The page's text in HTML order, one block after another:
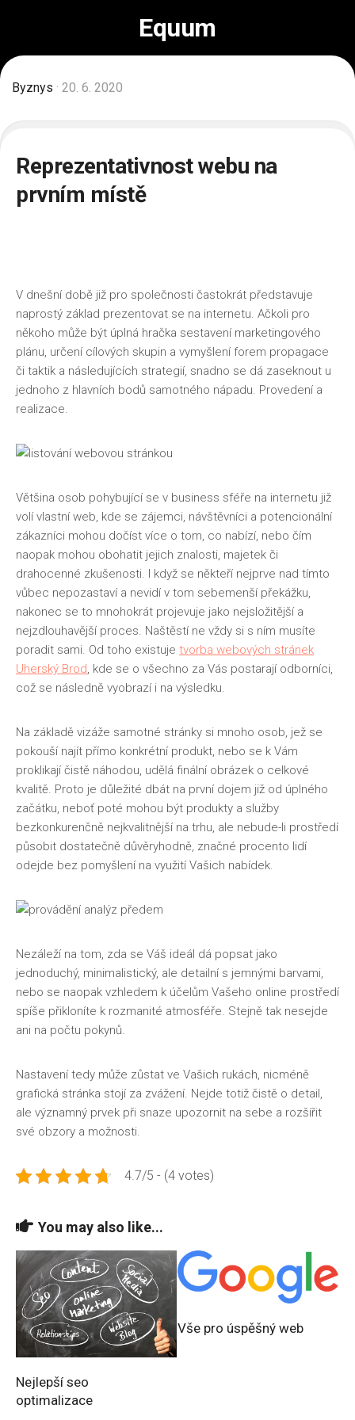
Equum
Byznys · 20. 6. 2020
Reprezentativnost webu na
prvním místě
V dnešní době již pro společnosti častokrát představuje
naprostý základ prezentovat se na internetu. Ačkoli pro
někoho může být úplná hračka sestavení marketingového
plánu, určení cílových skupin a vymyšlení forem propagace
či taktik a následujících strategií, snadno se dá zaseknout u
jednoho z hlavních bodů samotného nápadu. Provedení a
realizace.
Většina osob pohybující se v business sféře na internetu již
volí vlastní web, kde se zájemci, návštěvníci a potencionální
zákazníci mohou dočíst více o tom, co nabízí, nebo čím
naopak mohou obohatit jejich znalosti, majetek či
drahocenné zkušenosti. I když se někteří nejprve nad tímto
vůbec nepozastaví a nevidí v tom sebemenší překážku,
nakonec se to mnohokrát projevuje jako nejsložitější a
nejzdlouhavější proces. Naštěstí ne vždy si s ním musíte
poradit sami. Od toho existuje tvorba webových stránek
Uherský Brod, kde se o všechno za Vás postarají odborníci,
což se následně vyobrazí i na výsledku.
Na základě vizáže samotné stránky si mnoho osob, jež se
pokouší najít přímo konkrétní produkt, nebo se k Vám
proklikají čistě náhodou, udělá finální obrázek o celkové
kvalitě. Proto je důležité dbát na první dojem již od úplného
začátku, neboť poté mohou být produkty a služby
bezkonkurenčně nejkvalitnější na trhu, ale nebude-li prostředí
působit dostatečně důvěryhodně, značné procento lidí
odejde bez pomyšlení na využití Vašich nabídek.
Nezáleží na tom, zda se Váš ideál dá popsat jako
jednoduchý, minimalistický, ale detailní s jemnými barvami,
nebo se naopak vzhledem k účelům Vašeho online prostředí
spíše přikloníte k rozmanité atmosféře. Stejně tak nesejde
ani na počtu pokynů.
Nastavení tedy může zůstat ve Vašich rukách, nicméně
grafická stránka stojí za zvážení. Nejde totiž čistě o detail,
ale významný prvek při snaze upozornit na sebe a rozšířit
své obzory a možnosti.
4.7/5 - (4 votes)
You may also like...
Nejlepší seo
optimalizace
Vše pro úspěšný web